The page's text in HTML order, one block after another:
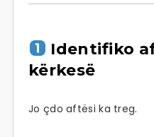
Identifiko
kërkesë
Jo çdo aftësi ka treg.